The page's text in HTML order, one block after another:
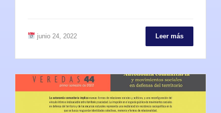
junio 24, 2022 Leer más